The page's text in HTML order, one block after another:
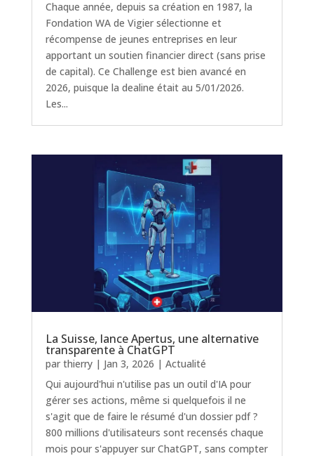
Chaque année, depuis sa création en 1987, la
Fondation WA de Vigier sélectionne et
récompense de jeunes entreprises en leur
apportant un soutien financier direct (sans prise
de capital). Ce Challenge est bien avancé en
2026, puisque la dealine était au 5/01/2026.
Les...
La Suisse, lance Apertus, une alternative
transparente à ChatGPT
par thierry| Jan 3, 2026 | Actualité
Qui aujourd'hui n'utilise pas un outil d'IA pour
gérer ses actions, même si quelquefois il ne
s'agit que de faire le résumé d'un dossier pdf ?
800 millions d'utilisateurs sont recensés chaque
mois pour s'appuyer sur ChatGPT, sans compter